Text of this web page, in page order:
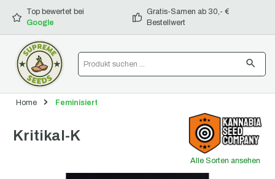
springen
Top bewertet bei
Google
Gratis-Samen ab 30,- €
Bestellwert
Home Feminisiert
Kritikal-K
Alle Sorten ansehen